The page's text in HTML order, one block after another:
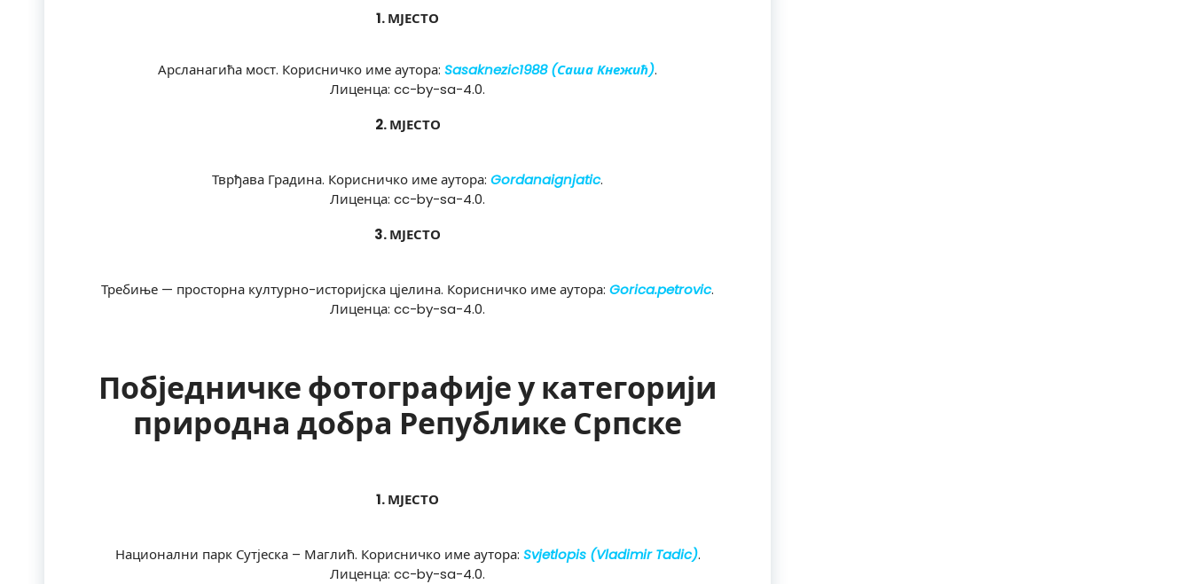
1. МЈЕСТО
Арсланагића мост. Корисничко име аутора:Sasaknezic1988 (Саша Кнежић).
Лиценца: cc-by-sa-4.0.
2. МЈЕСТО
Тврђава Градина. Корисничко име аутора:Gordanaignjatic.
Лиценца: cc-by-sa-4.0.
3. МЈЕСТО
Требиње — просторна културно-историјска цјелина. Корисничко име аутора:Gorica.petrovic.
Лиценца: cc-by-sa-4.0.
Побједничке фотографије у категорији
природна добра Републике Српске
1. МЈЕСТО
Национални парк Сутјеска – Маглић. Корисничко име аутора: Svjetlopis (Vladimir Tadic).
Лиценца: cc-by-sa-4.0.